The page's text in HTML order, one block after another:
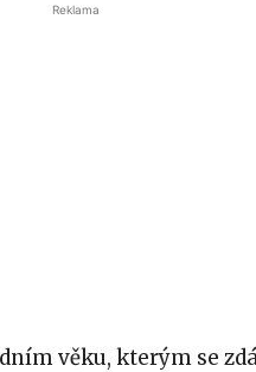
Reklama
věku, kterým se